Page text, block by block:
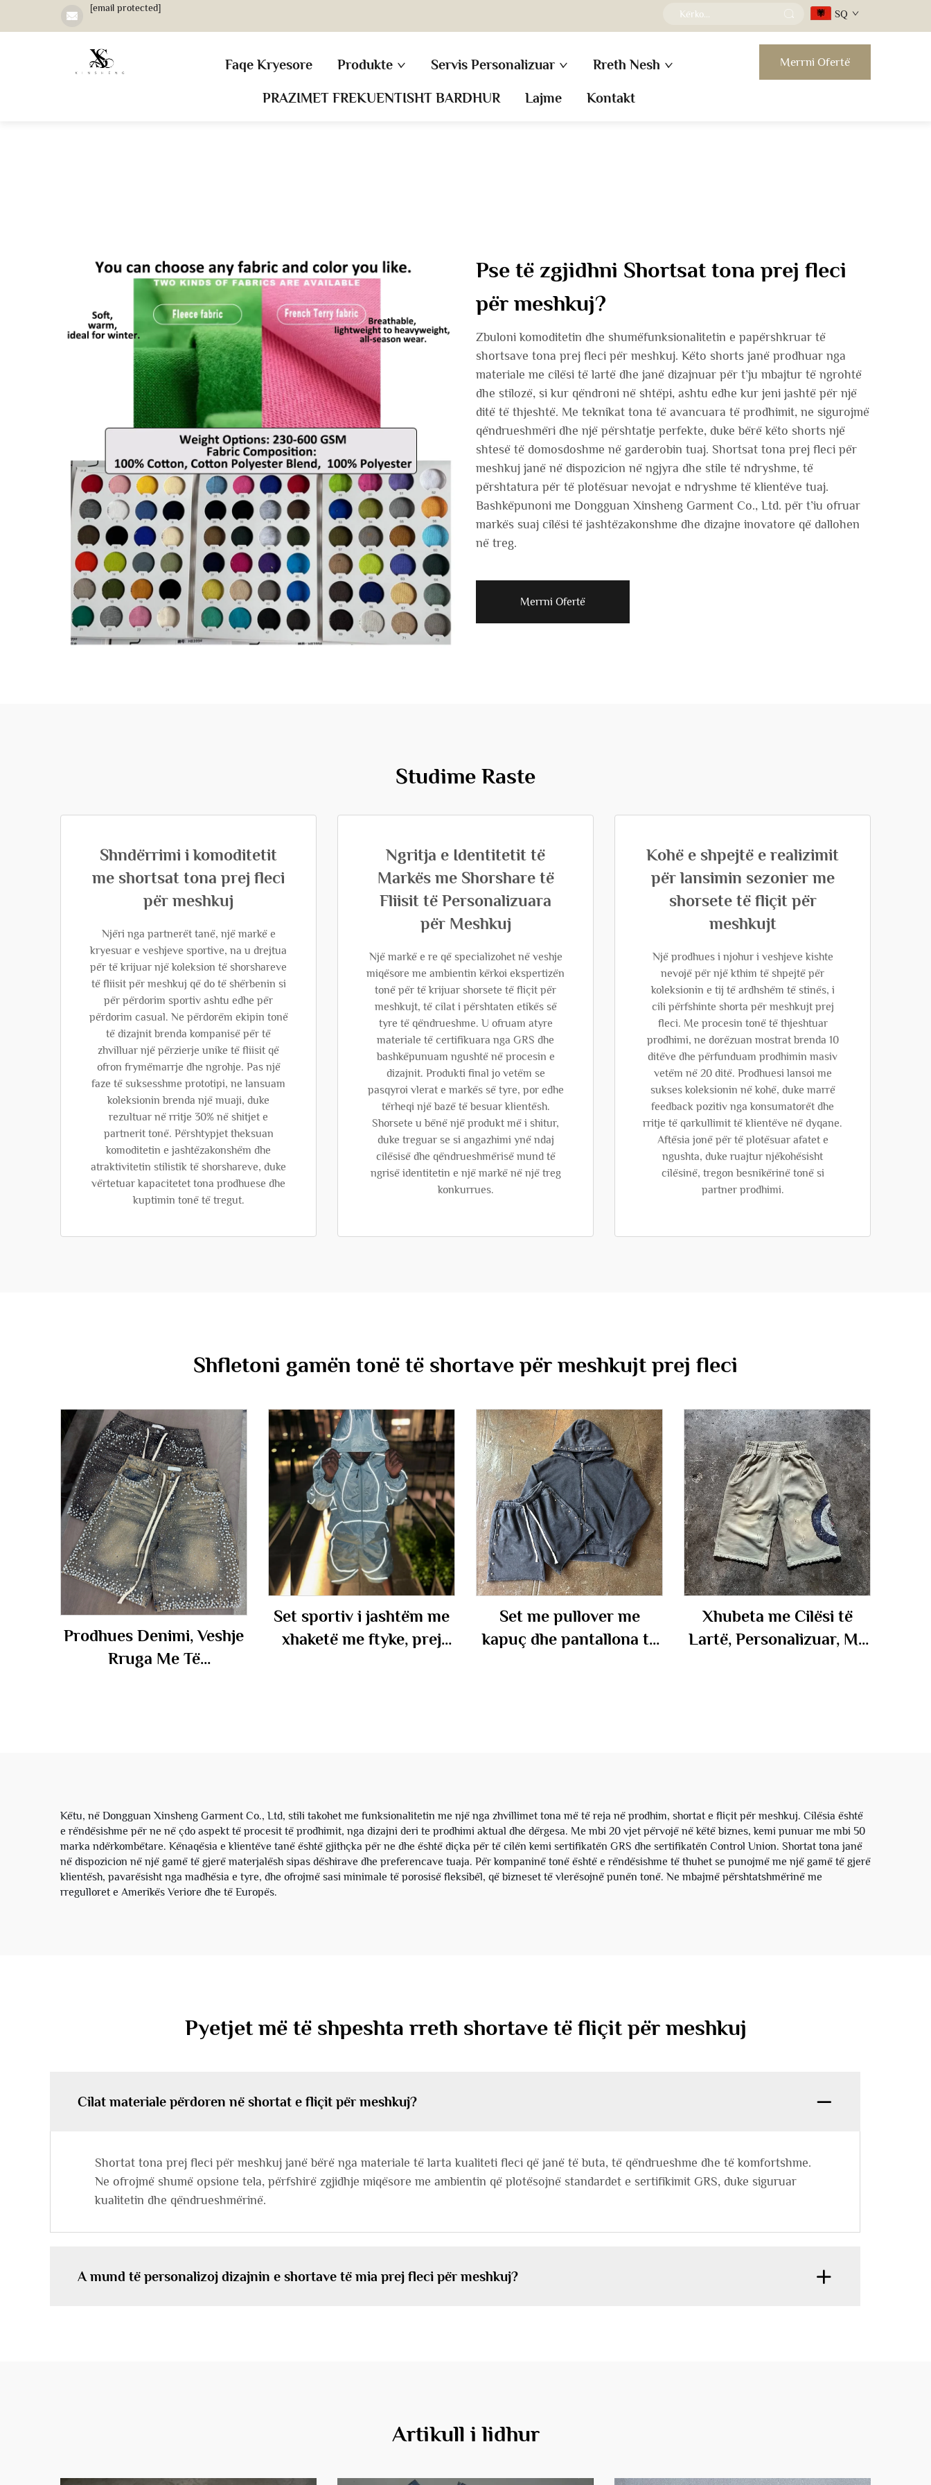
[email protected] SQ
Faqe Kryesore Produkte Servis Personalizuar Rreth Nesh
PRAZIMET FREKUENTISHT BARDHUR Lajme Kontakt
Merrni Ofertë
Pse të zgjidhni Shortsat tona prej fleci
për meshkuj?
Zbuloni komoditetin dhe shumëfunksionalitetin e papërshkruar të
shortsave tona prej fleci për meshkuj. Këto shorts janë prodhuar nga
materiale me cilësi të lartë dhe janë dizajnuar për t’ju mbajtur të ngrohtë
dhe stilozë, si kur qëndroni në shtëpi, ashtu edhe kur jeni jashtë për një
ditë të thjeshtë. Me teknikat tona të avancuara të prodhimit, ne sigurojmë
qëndrueshmëri dhe një përshtatje perfekte, duke bërë këto shorts një
shtesë të domosdoshme në garderobin tuaj. Shortsat tona prej fleci për
meshkuj janë në dispozicion në ngjyra dhe stile të ndryshme, të
përshtatura për të plotësuar nevojat e ndryshme të klientëve tuaj.
Bashkëpunoni me Dongguan Xinsheng Garment Co., Ltd. për t’iu ofruar
markës suaj cilësi të jashtëzakonshme dhe dizajne inovatore që dallohen
në treg.
Merrni Ofertë
Studime Raste
Shndërrimi i komoditetit
me shortsat tona prej fleci
për meshkuj
Njëri nga partnerët tanë, një markë e
kryesuar e veshjeve sportive, na u drejtua
për të krijuar një koleksion të shorshareve
të fliisit për meshkuj që do të shërbenin si
për përdorim sportiv ashtu edhe për
përdorim casual. Ne përdorëm ekipin tonë
të dizajnit brenda kompanisë për të
zhvilluar një përzierje unike të fliisit që
ofron frymëmarrje dhe ngrohje. Pas një
faze të suksesshme prototipi, ne lansuam
koleksionin brenda një muaji, duke
rezultuar në rritje 30% në shitjet e
partnerit tonë. Përshtypjet theksuan
komoditetin e jashtëzakonshëm dhe
atraktivitetin stilistik të shorshareve, duke
vërtetuar kapacitetet tona prodhuese dhe
kuptimin tonë të tregut.
Ngritja e Identitetit të
Markës me Shorshare të
Fliisit të Personalizuara
për Meshkuj
Një markë e re që specializohet në veshje
miqësore me ambientin kërkoi ekspertizën
tonë për të krijuar shorsete të fliçit për
meshkujt, të cilat i përshtaten etikës së
tyre të qëndrueshme. U ofruam atyre
materiale të certifikuara nga GRS dhe
bashkëpunuam ngushtë në procesin e
dizajnit. Produkti final jo vetëm se
pasqyroi vlerat e markës së tyre, por edhe
tërheqi një bazë të besuar klientësh.
Shorsete u bënë një produkt më i shitur,
duke treguar se si angazhimi ynë ndaj
cilësisë dhe qëndrueshmërisë mund të
ngrisë identitetin e një markë në një treg
konkurrues.
Kohë e shpejtë e realizimit
për lansimin sezonier me
shorsete të fliçit për
meshkujt
Një prodhues i njohur i veshjeve kishte
nevojë për një kthim të shpejtë për
koleksionin e tij të ardhshëm të stinës, i
cili përfshinte shorta për meshkujt prej
fleci. Me procesin tonë të thjeshtuar
prodhimi, ne dorëzuan mostrat brenda 10
ditëve dhe përfunduam prodhimin masiv
vetëm në 20 ditë. Prodhuesi lansoi me
sukses koleksionin në kohë, duke marrë
feedback pozitiv nga konsumatorët dhe
rritje të qarkullimit të klientëve në dyqane.
Aftësia jonë për të plotësuar afatet e
ngushta, duke ruajtur njëkohësisht
cilësinë, tregon besnikërinë tonë si
partner prodhimi.
Shfletoni gamën tonë të shortave për meshkujt prej fleci
Prodhues Denimi, Veshje
Rruga Me Të
Set sportiv i jashtëm me
xhaketë me ftyke, prej
Set me pullover me
kapuç dhe pantallona të
Xhubeta me Cilësi të
Lartë, Personalizuar, Me
Meshkuj
Këtu, në Dongguan Xinsheng Garment Co., Ltd, stili takohet me funksionalitetin me një nga zhvillimet tona më të reja në prodhim, shortat e fliçit për meshkuj. Cilësia është
e rëndësishme për ne në çdo aspekt të procesit të prodhimit, nga dizajni deri te prodhimi aktual dhe dërgesa. Me mbi 20 vjet përvojë në këtë biznes, kemi punuar me mbi 50
marka ndërkombëtare. Kënaqësia e klientëve tanë është gjithçka për ne dhe është diçka për të cilën kemi sertifikatën GRS dhe sertifikatën Control Union. Shortat tona janë
në dispozicion në një gamë të gjerë materjalësh sipas dëshirave dhe preferencave tuaja. Për kompaninë tonë është e rëndësishme të thuhet se punojmë me një gamë të gjerë
klientësh, pavarësisht nga madhësia e tyre, dhe ofrojmë sasi minimale të porosisë fleksibël, që bizneset të vlerësojnë punën tonë. Ne mbajmë përshtatshmërinë me
rregulloret e Amerikës Veriore dhe të Europës.
Pyetjet më të shpeshta rreth shortave të fliçit për meshkuj
Cilat materiale përdoren në shortat e fliçit për meshkuj?
Shortat tona prej fleci për meshkuj janë bërë nga materiale të larta kualiteti fleci që janë të buta, të qëndrueshme dhe të komfortshme.
Ne ofrojmë shumë opsione tela, përfshirë zgjidhje miqësore me ambientin që plotësojnë standardet e sertifikimit GRS, duke siguruar
kualitetin dhe qëndrueshmërinë.
A mund të personalizoj dizajnin e shortave të mia prej fleci për meshkuj?
Artikull i lidhur